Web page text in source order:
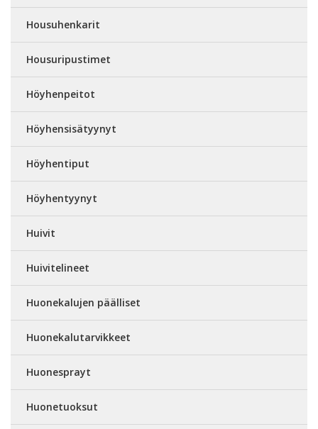
Housuhenkarit
Housuripustimet
Höyhenpeitot
Höyhensisätyynyt
Höyhentiput
Höyhentyynyt
Huivit
Huivitelineet
Huonekalujen päälliset
Huonekalutarvikkeet
Huonesprayt
Huonetuoksut